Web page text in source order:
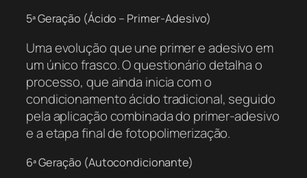
5ª Geração (Ácido – Primer-Adesivo)
Uma evolução que une primer e adesivo em
um único frasco. O questionário detalha o
processo, que ainda inicia com o
condicionamento ácido tradicional, seguido
pela aplicação combinada do primer-adesivo
e a etapa final de fotopolimerização.
6ª Geração (Autocondicionante)